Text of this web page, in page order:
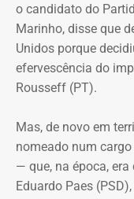
O destaque musical
Marina Iris e do
de homenagens
Manhães e ao
classificação livre.
o candidato do
Marinho, disse que
Unidos porque
efervescência do
Rousseff (PT).
Mas, de novo em
nomeado num
— que, na época,
Eduardo Paes